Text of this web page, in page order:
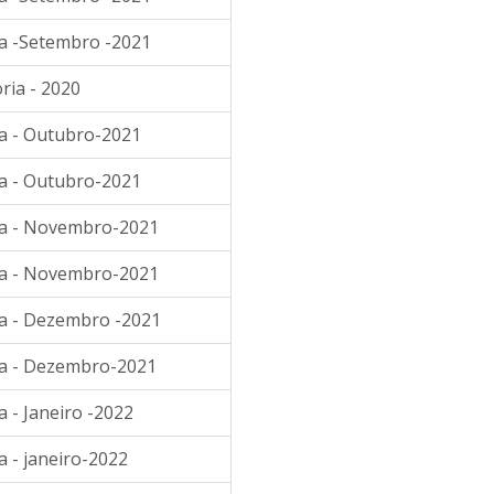
-Setembro -2021
- 2020
- Outubro-2021
- Outubro-2021
- Novembro-2021
- Novembro-2021
- Dezembro -2021
- Dezembro-2021
- Janeiro -2022
- janeiro-2022